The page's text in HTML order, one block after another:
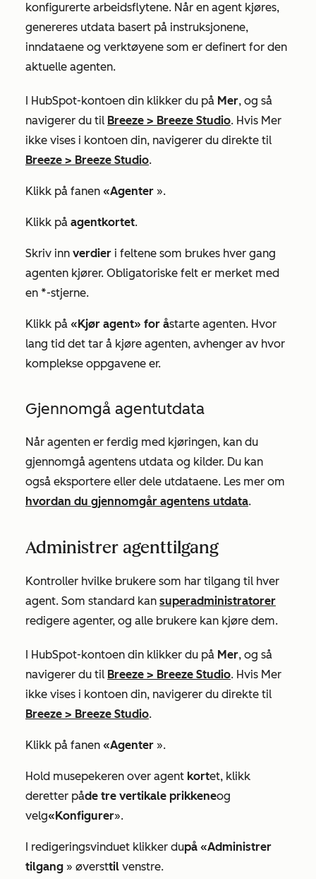
konfigurerte arbeidsflytene. Når en agent kjøres,
genereres utdata basert på instruksjonene,
inndataene og verktøyene som er definert for den
aktuelle agenten.
I HubSpot-kontoen din klikker du på Mer, og så
navigerer du til Breeze > Breeze Studio. Hvis Mer
ikke vises i kontoen din, navigerer du direkte til
Breeze > Breeze Studio.
Klikk på fanen «Agenter ».
Klikk på agentkortet.
Skriv inn verdier i feltene som brukes hver gang
agenten kjører. Obligatoriske felt er merket med
en *-stjerne.
Klikk på «Kjør agent» for åstarte agenten. Hvor
lang tid det tar å kjøre agenten, avhenger av hvor
komplekse oppgavene er.
Gjennomgå agentutdata
Når agenten er ferdig med kjøringen, kan du
gjennomgå agentens utdata og kilder. Du kan
også eksportere eller dele utdataene. Les mer om
hvordan du gjennomgår agentens utdata.
Administrer agenttilgang
Kontroller hvilke brukere som har tilgang til hver
agent. Som standard kan superadministratorer
redigere agenter, og alle brukere kan kjøre dem.
I HubSpot-kontoen din klikker du på Mer, og så
navigerer du til Breeze > Breeze Studio. Hvis Mer
ikke vises i kontoen din, navigerer du direkte til
Breeze > Breeze Studio.
Klikk på fanen «Agenter ».
Hold musepekeren over agent kortet, klikk
deretter påde tre vertikale prikkeneog
velg«Konfigurer».
I redigeringsvinduet klikker dupå «Administrer
tilgang » øversttil venstre.